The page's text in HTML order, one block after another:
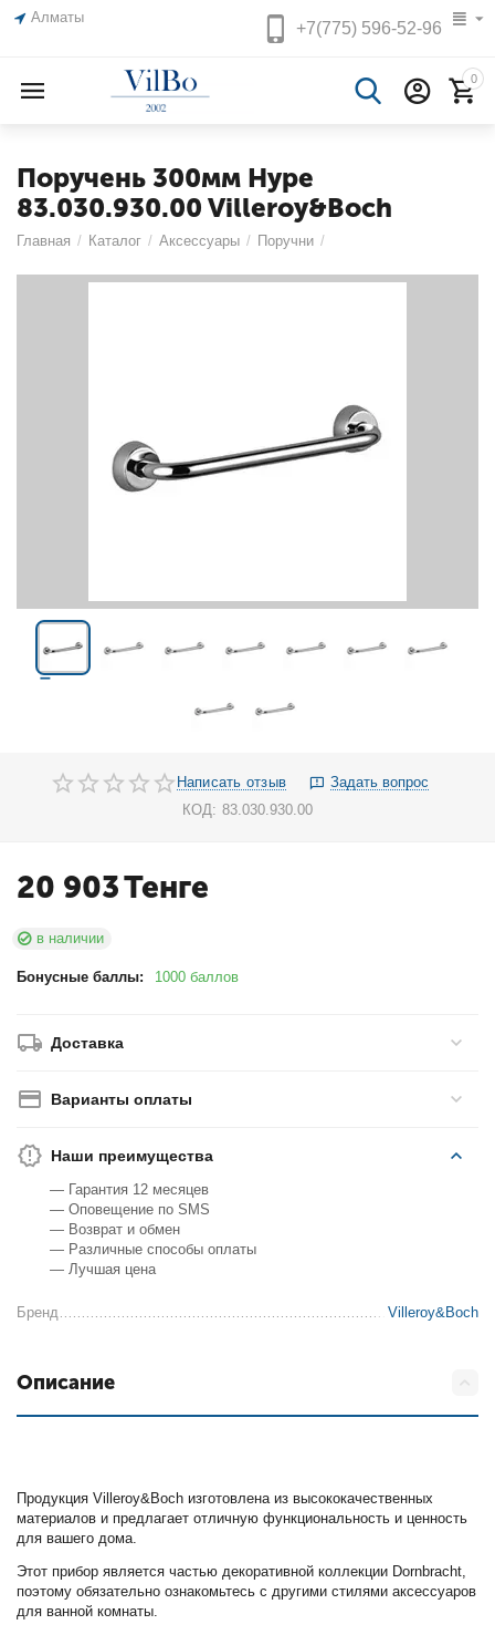
Алматы
+7(775)596-52-96
0
Поручень 300мм Hype
83.030.930.00 Villeroy&Boch
Главная / Каталог / Аксессуары / Поручни /
Написать отзыв
Задать вопрос
КОД: 83.030.930.00
20 903Тенге
в наличии
Бонусные баллы: 1000 баллов
Доставка
Варианты оплаты
Наши преимущества
— Гарантия 12 месяцев
— Оповещение по SMS
— Возврат и обмен
— Различные способы оплаты
— Лучшая цена
Бренд Villeroy&Boch
Описание
Продукция Villeroy&Boch изготовлена из высококачественных
материалов и предлагает отличную функциональность и ценность
для вашего дома.
Этот прибор является частью декоративной коллекции Dornbracht,
поэтому обязательно ознакомьтесь с другими стилями аксессуаров
для ванной комнаты.